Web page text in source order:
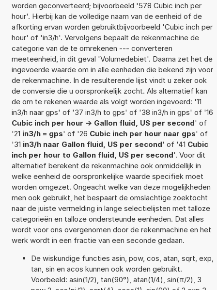
worden geconverteerd; bijvoorbeeld '578 Cubic inch per
hour'. Hierbij kan de volledige naam van de eenheid of de
afkorting ervan worden gebruiktbijvoorbeeld 'Cubic inch per
hour' of 'in3/h'. Vervolgens bepaalt de rekenmachine de
categorie van de te omrekenen --- converteren
meeteenheid, in dit geval 'Volumedebiet'. Daarna zet het de
ingevoerde waarde om in alle eenheden die bekend zijn voor
de rekenmachine. In de resulterende lijst vindt u zeker ook
de conversie die u oorspronkelijk zocht. Als alternatief kan
de om te rekenen waarde als volgt worden ingevoerd: '11
in3/h naar gps' of '37 in3/h to gps' of '38 in3/h in gps' of '16
Cubic inch per hour -> Gallon fluid, US per second' of
'21 in3/h = gps' of '26 Cubic inch per hour naar gps' of
'31 in3/h naar Gallon fluid, US per second' of '41 Cubic
inch per hour to Gallon fluid, US per second'. Voor dit
alternatief berekent de rekenmachine ook onmiddellijk in
welke eenheid de oorspronkelijke waarde specifiek moet
worden omgezet. Ongeacht welke van deze mogelijkheden
men ook gebruikt, het bespaart de omslachtige zoektocht
naar de juiste vermelding in lange selectielijsten met talloze
categorieën en talloze ondersteunde eenheden. Dat alles
wordt voor ons overgenomen door de rekenmachine en het
werk wordt in een fractie van een seconde gedaan.
De wiskundige functies asin, pow, cos, atan, sqrt, exp,
tan, sin en acos kunnen ook worden gebruikt.
Voorbeeld: asin(1/2), tan(90°), atan(1/4), sin(π/2), 3